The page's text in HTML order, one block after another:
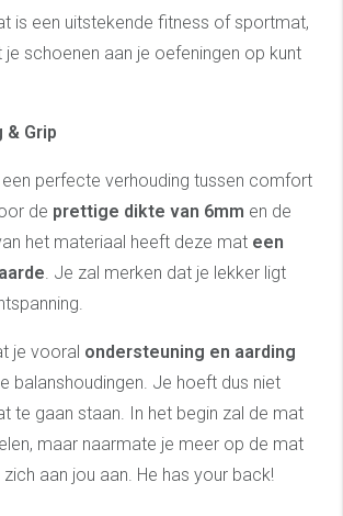
is een uitstekende fitness of sportmat,
schoenen aan je oefeningen op kunt
& Grip
perfecte verhouding tussen comfort
de prettige dikte van 6mm en de
het materiaal heeft deze mat een
. Je zal merken dat je lekker ligt
je vooral ondersteuning en aarding
balanshoudingen. Je hoeft dus niet
te gaan staan. In het begin zal de mat
maar naarmate je meer op de mat
aan jou aan. He has your back!